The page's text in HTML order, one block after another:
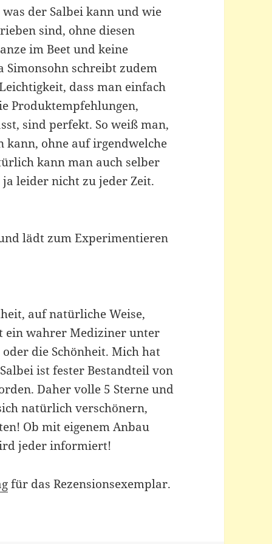
der Salbei kann und wie
sind, ohne diesen
im Beet und keine
Simonsohn schreibt zudem
dass man einfach
Produktempfehlungen,
sind perfekt. So weiß man,
kann, ohne auf irgendwelche
kann man auch selber
leider nicht zu jeder Zeit.
lädt zum Experimentieren
auf natürliche Weise,
ein wahrer Mediziner unter
die Schönheit. Mich hat
ist fester Bestandteil von
Daher volle 5 Sterne und
natürlich verschönern,
Ob mit eigenem Anbau
jeder informiert!
für das Rezensionsexemplar.